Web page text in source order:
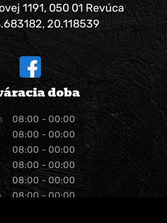
1191, 050 01 Revúca
20.118539
doba
08:00 - 00:00
08:00 - 00:00
08:00 - 00:00
08:00 - 00:00
08:00 - 00:00
08:00 - 00:00